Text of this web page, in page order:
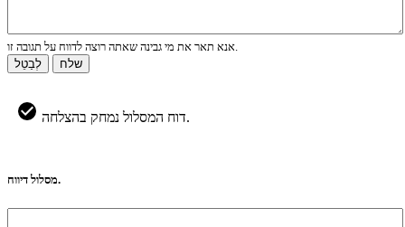
אנא תאר את מי גבינה שאתה רוצה לדווח על תגובה זו.
לְבַטֵל
שלח
דוח המסלול נמחק בהצלחה.
מסלול דיווח.